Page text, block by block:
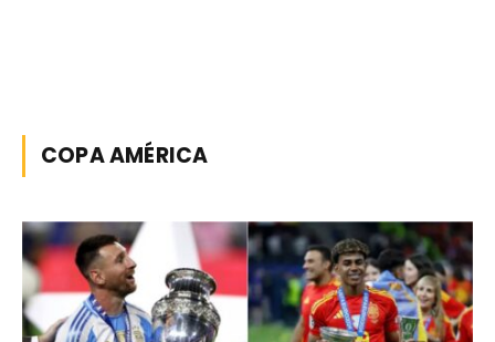
COPA AMÉRICA